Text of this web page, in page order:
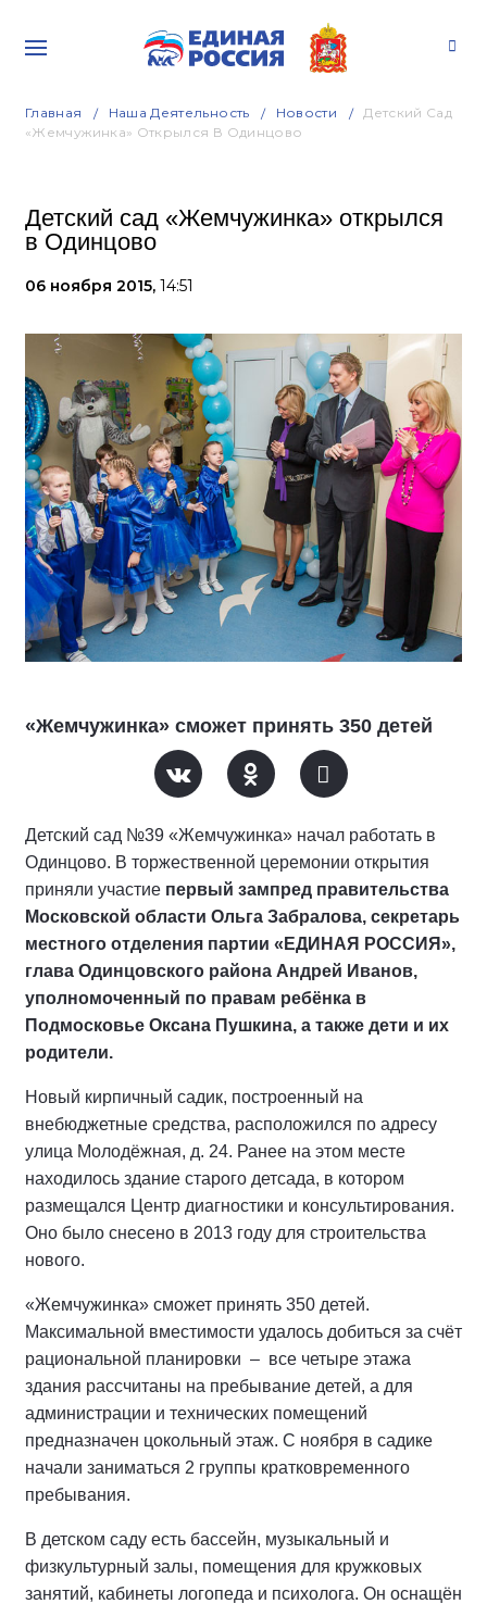
Главная Наша Деятельность Новости
Детский Сад
«Жемчужинка» Открылся В Одинцово
Детский сад «Жемчужинка» открылся
в Одинцово
06 ноября 2015, 14:51
«Жемчужинка» сможет принять 350 детей
Детский сад №39 «Жемчужинка» начал работать в
Одинцово. В торжественной церемонии открытия
приняли участие первый зампред правительства
Московской области Ольга Забралова, секретарь
местного отделения партии «ЕДИНАЯ РОССИЯ»,
глава Одинцовского района Андрей Иванов,
уполномоченный по правам ребёнка в
Подмосковье Оксана Пушкина, а также дети и их
родители.
Новый кирпичный садик, построенный на
внебюджетные средства, расположился по адресу
улица Молодёжная, д. 24. Ранее на этом месте
находилось здание старого детсада, в котором
размещался Центр диагностики и консультирования.
Оно было снесено в 2013 году для строительства
нового.
«Жемчужинка» сможет принять 350 детей.
Максимальной вместимости удалось добиться за счёт
рациональной планировки – все четыре этажа
здания рассчитаны на пребывание детей, а для
администрации и технических помещений
предназначен цокольный этаж. С ноября в садике
начали заниматься 2 группы кратковременного
пребывания.
В детском саду есть бассейн, музыкальный и
физкультурный залы, помещения для кружковых
занятий, кабинеты логопеда и психолога. Он оснащён